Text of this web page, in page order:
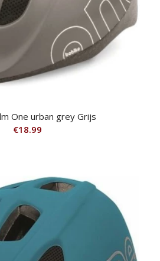
One urban grey Grijs
€18.99